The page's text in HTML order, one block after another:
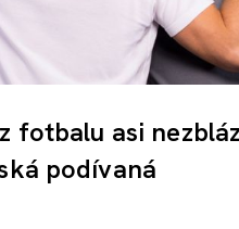
fotbalu asi
podívaná